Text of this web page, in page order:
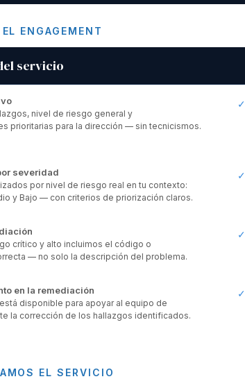
ENGAGEMENT
servicio
nivel de riesgo general y
prioritarias para la dirección — sin tecnicismos.
✓
severidad
por nivel de riesgo real en tu contexto:
y Bajo — con criterios de priorización claros.
✓
crítico y alto incluimos el código o
— no solo la descripción del problema.
✓
en la remediación
disponible para apoyar al equipo de
la corrección de los hallazgos identificados.
✓
EL SERVICIO